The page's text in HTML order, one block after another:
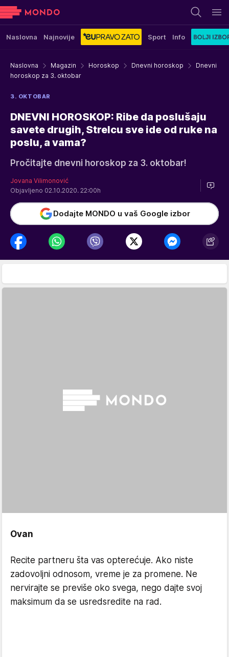
Naslovna Najnovije Sport Info
Naslovna Magazin Horoskop Dnevni horoskop
Dnevni
horoskop za 3. oktobar
3. OKTOBAR
DNEVNI HOROSKOP: Ribe da poslušaju
savete drugih, Strelcu sve ide od ruke na
poslu, a vama?
Pročitajte dnevni horoskop za 3. oktobar!
Jovana Vilimonović
Objavljeno 02.10.2020. 22:00h
Dodajte MONDO u vaš Google izbor
Ovan
Recite partneru šta vas opterećuje. Ako niste
zadovoljni odnosom, vreme je za promene. Ne
nervirajte se previše oko svega, nego dajte svoj
maksimum da se usredsredite na rad.